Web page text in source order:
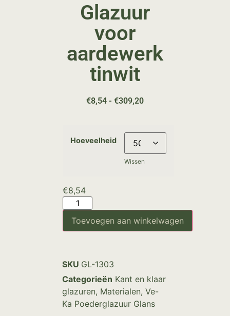
Glazuur
voor
aardewerk
tinwit
€8,54 - €309,20
Hoeveelheid
Wissen
€8,54
Toevoegen aan winkelwagen
SKU GL-1303
Categorieën Kant en klaar
glazuren, Materialen, Ve-
Ka Poederglazuur Glans